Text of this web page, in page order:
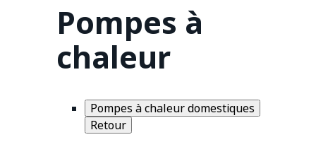
Pompes à
chaleur
Pompes à chaleur domestiques
Retour